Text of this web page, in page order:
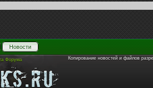
Новости
Форума Копирование новостей и файлов